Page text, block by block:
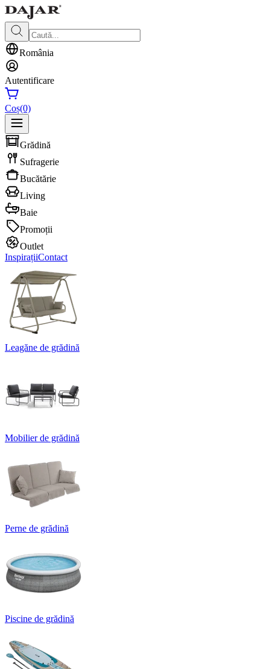
România
Autentificare
Coș(0)
Grădină
Sufragerie
Bucătărie
Living
Baie
Promoții
Outlet
InspirațiiContact
Leagăne de grădină
Mobilier de grădină
Perne de grădină
Piscine de grădină